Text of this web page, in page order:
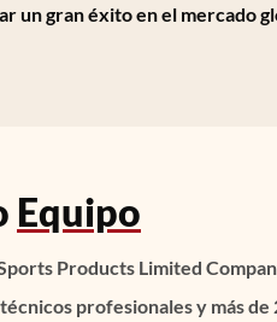
un gran éxito en el mercado
Equipo
Products Limited
profesionales y más